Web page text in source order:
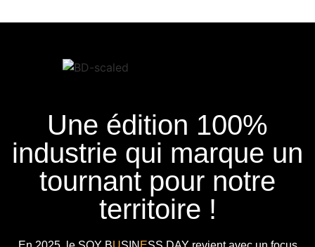
Une édition 100%
industrie qui marque un
tournant pour notre
territoire !